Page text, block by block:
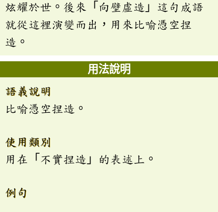
炫耀於世。後來「向壁虛造」這句成語
就從這裡演變而出，用來比喻憑空捏
造。
用法說明
語義說明
比喻憑空捏造。
使用類別
用在「不實捏造」的表述上。
例句